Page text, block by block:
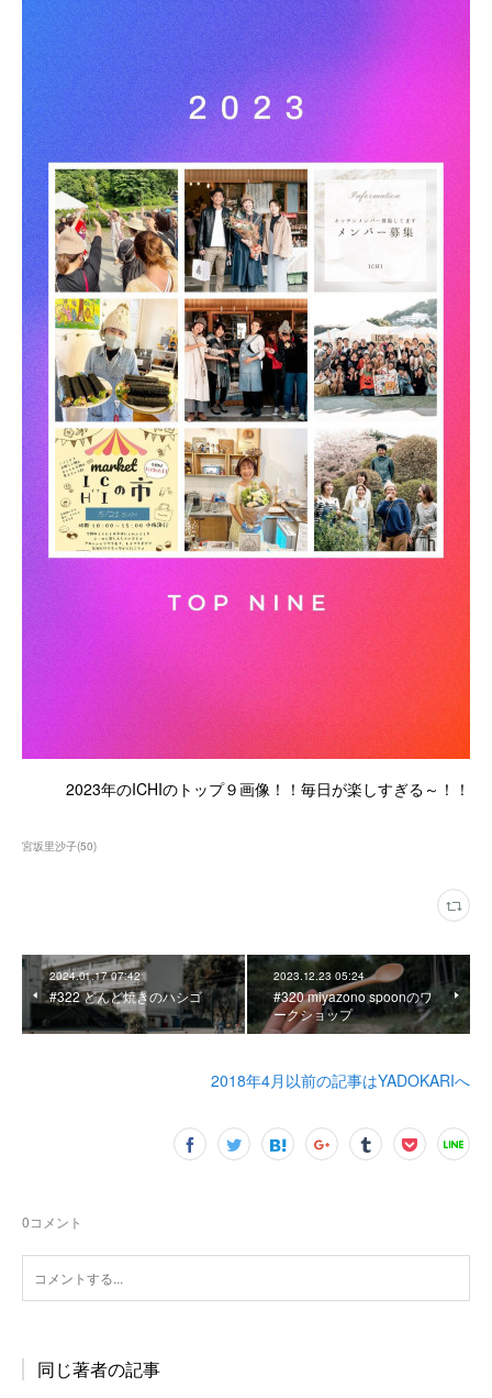
2023年のICHIのトップ９画像！！毎日が楽しすぎる～！！
宮坂里沙子(50)
2024.01.17 07:42
#322 どんど焼きのハシゴ
2023.12.23 05:24
#320 miyazono spoonのワ
ークショップ
2018年4月以前の記事はYADOKARIへ
0コメント
同じ著者の記事